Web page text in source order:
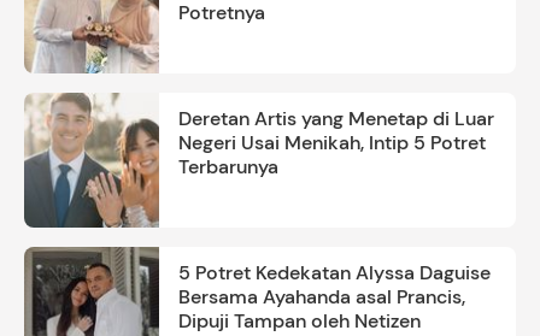
Potretnya
Deretan Artis yang Menetap di Luar
Negeri Usai Menikah, Intip 5 Potret
Terbarunya
5 Potret Kedekatan Alyssa Daguise
Bersama Ayahanda asal Prancis,
Dipuji Tampan oleh Netizen